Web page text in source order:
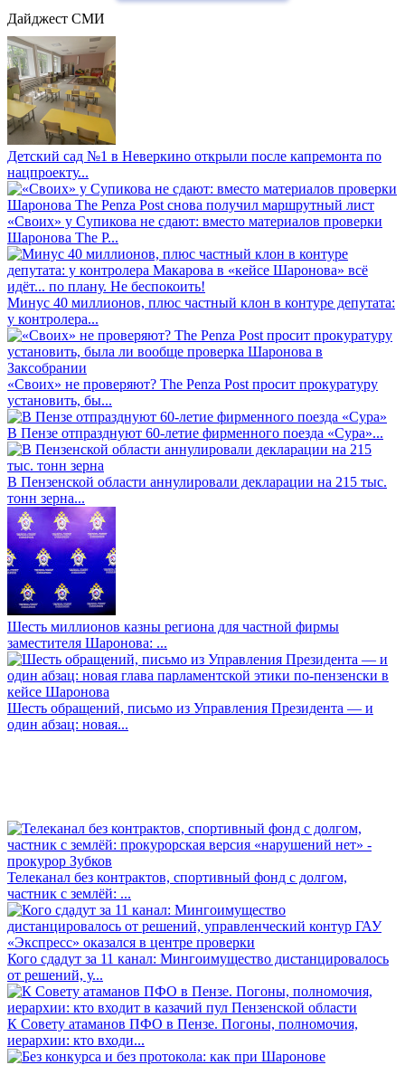
Дайджест СМИ
Детский сад №1 в Неверкино открыли после капремонта по
нацпроекту...
«Своих» у Супикова не сдают: вместо материалов проверки
Шаронова The P...
Минус 40 миллионов, плюс частный клон в контуре депутата:
у контролера...
«Своих» не проверяют? The Penza Post просит прокуратуру
установить, бы...
В Пензе отпразднуют 60-летие фирменного поезда «Сура»...
В Пензенской области аннулировали декларации на 215 тыс.
тонн зерна...
Шесть миллионов казны региона для частной фирмы
заместителя Шаронова: ...
Шесть обращений, письмо из Управления Президента — и
один абзац: новая...
Телеканал без контрактов, спортивный фонд с долгом,
частник с землёй: ...
Кого сдадут за 11 канал: Мингоимущество дистанцировалось
от решений, у...
К Совету атаманов ПФО в Пензе. Погоны, полномочия,
иерархии: кто входи...